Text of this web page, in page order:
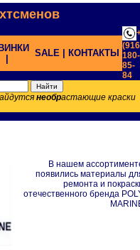
SALE | КОНТАКТЫ 180-
85-
84;
необрастающие краски
В нашем
появились материалы
ремонта и
отечественного бренда